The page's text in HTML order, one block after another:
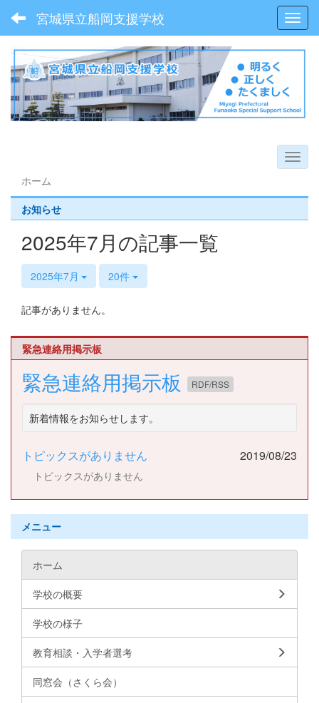
宮城県立船岡支援学校
ホーム
お知らせ
2025年7月の記事一覧
2025年7月 20件
記事がありません。
緊急連絡用掲示板
緊急連絡用掲示板 RDF/RSS
新着情報をお知らせします。
トピックスがありません 2019/08/23
トピックスがありません
メニュー
ホーム
学校の概要
学校の様子
教育相談・入学者選考
同窓会（さくら会）